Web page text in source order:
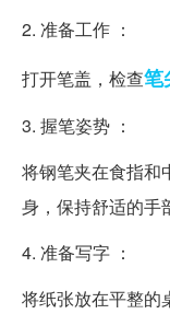
2. 准备工作 ：
打开笔盖，检查笔
3. 握笔姿势 ：
将钢笔夹在食指和
身，保持舒适的手
4. 准备写字 ：
将纸张放在平整的